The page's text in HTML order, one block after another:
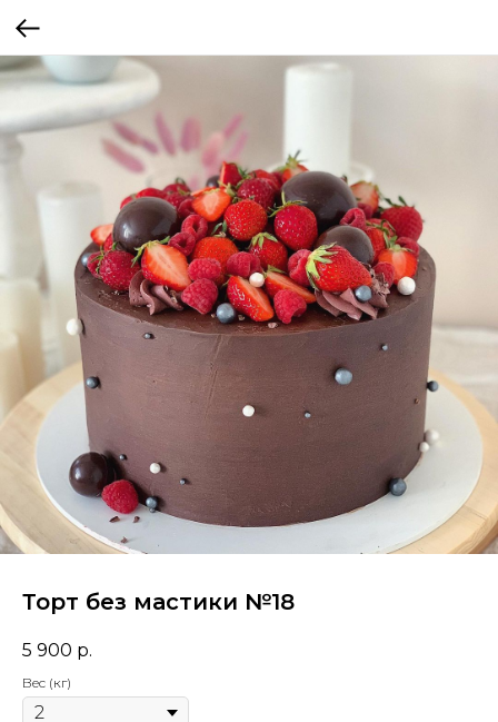
Торт без мастики №18
5 900 р.
Вес (кг)